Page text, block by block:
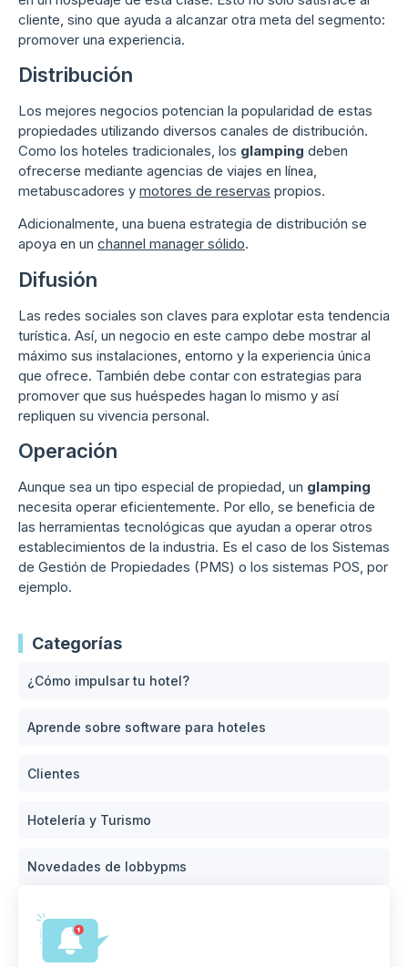
cliente, sino que ayuda a alcanzar otra meta del segmento:
promover una experiencia.
Distribución
Los mejores negocios potencian la popularidad de estas
propiedades utilizando diversos canales de distribución.
Como los hoteles tradicionales, los glamping deben
ofrecerse mediante agencias de viajes en línea,
metabuscadores y motores de reservas propios.
Adicionalmente, una buena estrategia de distribución se
apoya en un channel manager sólido.
Difusión
Las redes sociales son claves para explotar esta tendencia
turística. Así, un negocio en este campo debe mostrar al
máximo sus instalaciones, entorno y la experiencia única
que ofrece. También debe contar con estrategias para
promover que sus huéspedes hagan lo mismo y así
repliquen su vivencia personal.
Operación
Aunque sea un tipo especial de propiedad, un glamping
necesita operar eficientemente. Por ello, se beneficia de
las herramientas tecnológicas que ayudan a operar otros
establecimientos de la industria. Es el caso de los Sistemas
de Gestión de Propiedades (PMS) o los sistemas POS, por
ejemplo.
Categorías
¿Cómo impulsar tu hotel?
Aprende sobre software para hoteles
Clientes
Hotelería y Turismo
Novedades de lobbypms